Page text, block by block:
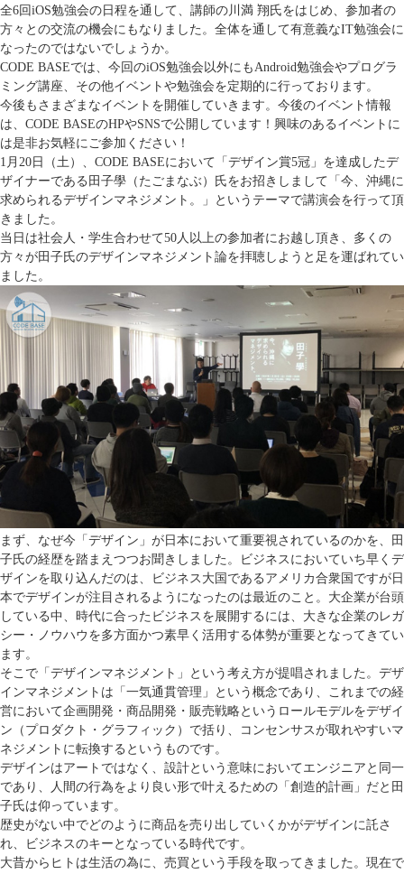
全6回iOS勉強会の日程を通して、講師の川満 翔氏をはじめ、参加者の
方々との交流の機会にもなりました。全体を通して有意義なIT勉強会に
なったのではないでしょうか。
CODE BASEでは、今回のiOS勉強会以外にもAndroid勉強会やプログラ
ミング講座、その他イベントや勉強会を定期的に行っております。
今後もさまざまなイベントを開催していきます。今後のイベント情報
は、CODE BASEのHPやSNSで公開しています！興味のあるイベントに
は是非お気軽にご参加ください！
1月20日（土）、CODE BASEにおいて「デザイン賞5冠」を達成したデ
ザイナーである田子學（たごまなぶ）氏をお招きしまして「今、沖縄に
求められるデザインマネジメント。」というテーマで講演会を行って頂
きました。
当日は社会人・学生合わせて50人以上の参加者にお越し頂き、多くの
方々が田子氏のデザインマネジメント論を拝聴しようと足を運ばれてい
ました。
まず、なぜ今「デザイン」が日本において重要視されているのかを、田
子氏の経歴を踏まえつつお聞きしました。ビジネスにおいていち早くデ
ザインを取り込んだのは、ビジネス大国であるアメリカ合衆国ですが日
本でデザインが注目されるようになったのは最近のこと。大企業が台頭
している中、時代に合ったビジネスを展開するには、大きな企業のレガ
シー・ノウハウを多方面かつ素早く活用する体勢が重要となってきてい
ます。
そこで「デザインマネジメント」という考え方が提唱されました。デザ
インマネジメントは「一気通貫管理」という概念であり、これまでの経
営において企画開発・商品開発・販売戦略というロールモデルをデザイ
ン（プロダクト・グラフィック）で括り、コンセンサスが取れやすいマ
ネジメントに転換するというものです。
デザインはアートではなく、設計という意味においてエンジニアと同一
であり、人間の行為をより良い形で叶えるための「創造的計画」だと田
子氏は仰っています。
歴史がない中でどのように商品を売り出していくかがデザインに託さ
れ、ビジネスのキーとなっている時代です。
大昔からヒトは生活の為に、売買という手段を取ってきました。現在で